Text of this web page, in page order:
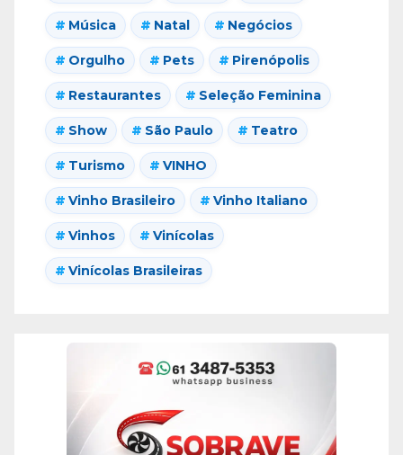
Música Natal Negócios
Orgulho Pets Pirenópolis
Restaurantes Seleção Feminina
Show São Paulo Teatro
Turismo VINHO
Vinho Brasileiro Vinho Italiano
Vinhos Vinícolas
Vinícolas Brasileiras